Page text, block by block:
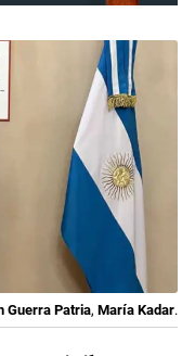
Guerra Patria, María Kadar.